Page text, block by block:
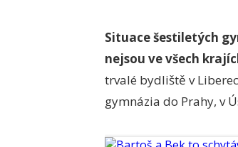
Situace šestiletých
nejsou ve všech
trvalé bydliště v
gymnázia do Prahy, v